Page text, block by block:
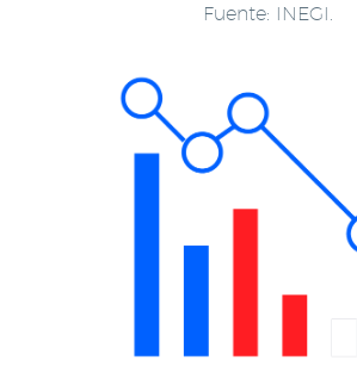
Fuente: INEGI.